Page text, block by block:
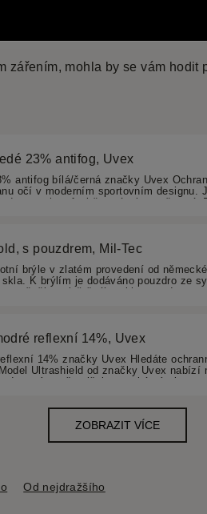
které využijete hlavně
zářením, mohla by se vám hodit
Od nejdražšího